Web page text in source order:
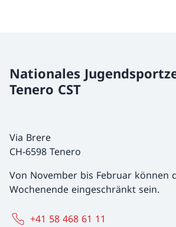
Nationales
Tenero CST
Via Brere
CH-6598 Tenero
Von November bis Februar können
Wochenende eingeschränkt sein.
+41 58 468 61 11